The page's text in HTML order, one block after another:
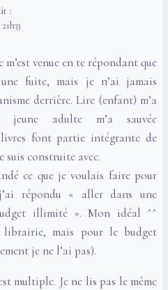
:
m’est venue en te répondant que
fuite, mais je n’ai jamais
derrière. Lire (enfant) m’a
adulte m’a sauvée
livres font partie intégrante de
suis construite avec.
ce que je voulais faire pour
répondu « aller dans une
illimité ». Mon idéal ^^
mais pour le budget
je ne l’ai pas).
multiple. Je ne lis pas le même